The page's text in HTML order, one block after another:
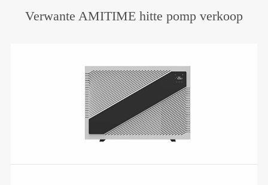
Verwante AMITIME hitte pomp verkoop